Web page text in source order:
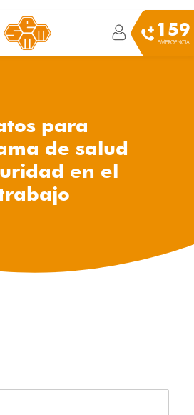
159
EMERGENCIA
para
de salud
en el